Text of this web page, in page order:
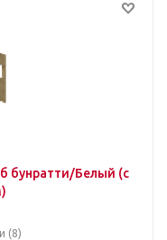
бунратти/Белый (с
(8)